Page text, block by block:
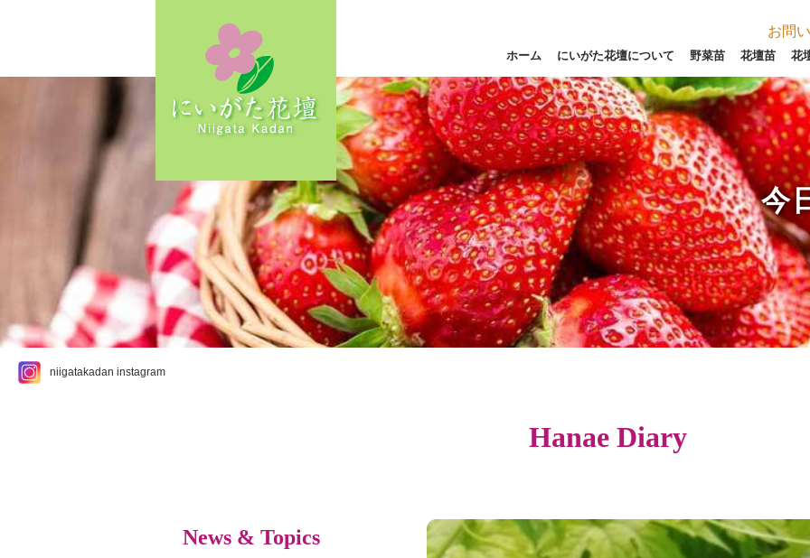
お問
ホーム にいがた花壇について 野菜苗 花壇苗 花
今
Hanae Diary
niigatakadan instagram
News & Topics